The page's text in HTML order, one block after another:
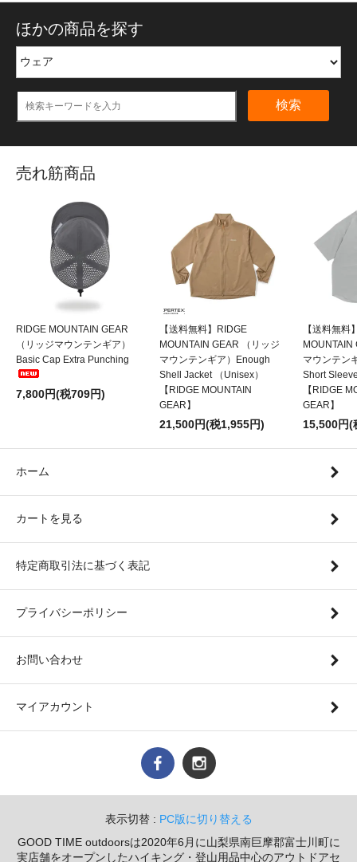
ほかの商品を探す
検索
売れ筋商品
RIDGE MOUNTAIN GEAR
（リッジマウンテンギア）
Basic Cap Extra Punching
7,800円(税709円)
【送料無料】RIDGE
MOUNTAIN GEAR （リッジ
マウンテンギア）Enough
Shell Jacket （Unisex）
【RIDGE MOUNTAIN
GEAR】
21,500円(税1,955円)
【送料無料
MOUNTAIN
マウンテン
Short
【RIDGE
GEAR】
15,500円(
ホーム
カートを見る
特定商取引法に基づく表記
プライバシーポリシー
お問い合わせ
マイアカウント
表示切替 : PC版に切り替える
GOOD TIME outdoorsは2020年6月に山梨県南巨摩郡富士川町に
実店舗をオープンしたハイキング・登山用品中心のアウトドアセ